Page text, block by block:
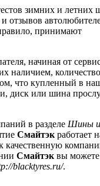
зимних и летних
отзывов
принимают
начиная от
наличием,
что купленный в
диск или шина
в разделе Шины и
Смайтэкработает
качественную
Смайтэквы можете
blacktyres.ru/.